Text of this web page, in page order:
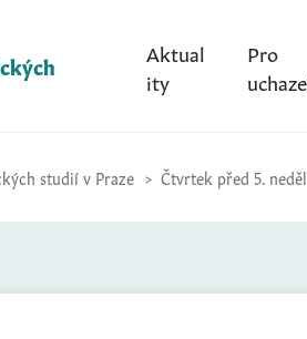
Aktual
ity
Pro
studií v Praze Čtvrtek před 5.